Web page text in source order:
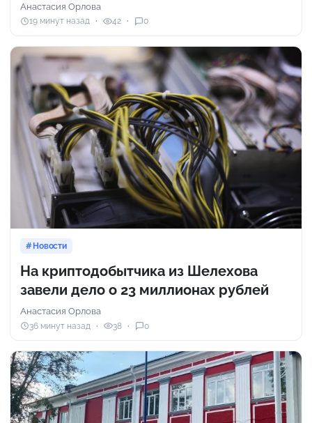
Анастасия Орлова
19 минут назад 42 0
Новости
На криптодобытчика из Шелехова
завели дело о 23 миллионах рублей
Анастасия Орлова
36 минут назад 38 0